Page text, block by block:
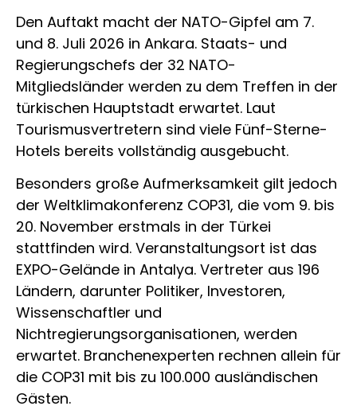
Den Auftakt macht der NATO-Gipfel am 7.
und 8. Juli 2026 in Ankara. Staats- und
Regierungschefs der 32 NATO-
Mitgliedsländer werden zu dem Treffen in der
türkischen Hauptstadt erwartet. Laut
Tourismusvertretern sind viele Fünf-Sterne-
Hotels bereits vollständig ausgebucht.
Besonders große Aufmerksamkeit gilt jedoch
der Weltklimakonferenz COP31, die vom 9. bis
20. November erstmals in der Türkei
stattfinden wird. Veranstaltungsort ist das
EXPO-Gelände in Antalya. Vertreter aus 196
Ländern, darunter Politiker, Investoren,
Wissenschaftler und
Nichtregierungsorganisationen, werden
erwartet. Branchenexperten rechnen allein für
die COP31 mit bis zu 100.000 ausländischen
Gästen.